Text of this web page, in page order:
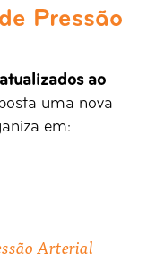
Pressão
ao
uma nova
em:
Arterial